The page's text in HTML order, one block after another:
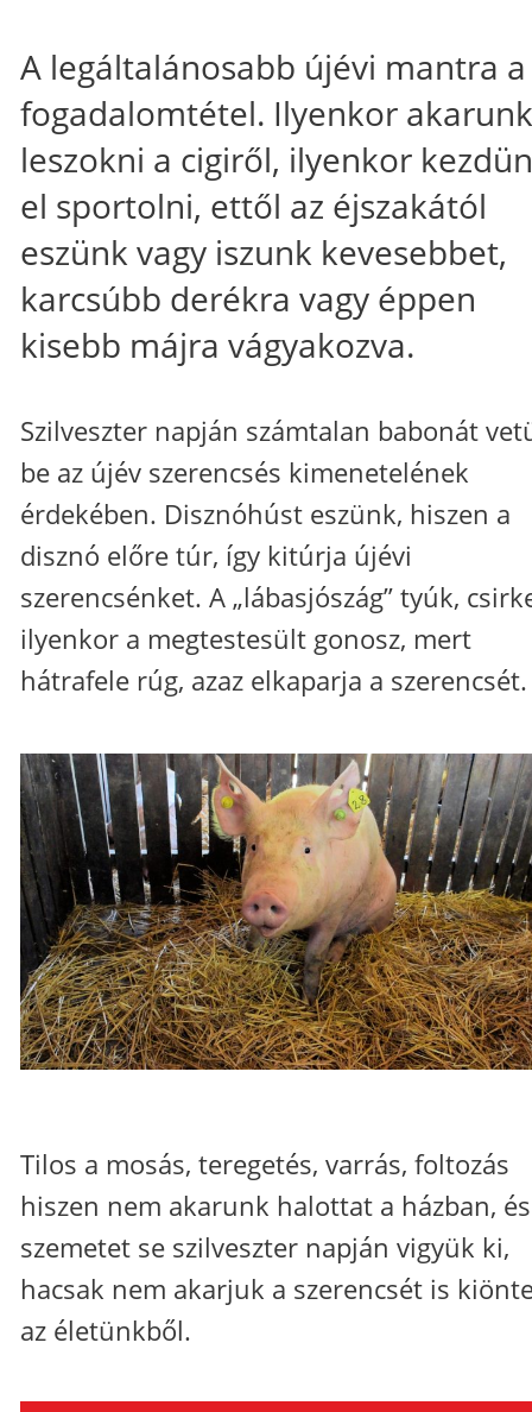
A legáltalánosabb újévi mantra a
fogadalomtétel. Ilyenkor akarunk
leszokni a cigiről, ilyenkor
el sportolni, ettől az éjszakától
eszünk vagy iszunk kevesebbet,
karcsúbb derékra vagy éppen
kisebb májra vágyakozva.
Szilveszter napján számtalan babonát
be az újév szerencsés kimenetelének
érdekében. Disznóhúst eszünk, hiszen a
disznó előre túr, így kitúrja újévi
szerencsénket. A „lábasjószág” tyúk,
ilyenkor a megtestesült gonosz, mert
hátrafele rúg, azaz elkaparja a szerencsét.
Tilos a mosás, teregetés, varrás, foltozás
hiszen nem akarunk halottat a házban,
szemetet se szilveszter napján vigyük ki,
hacsak nem akarjuk a szerencsét is
az életünkből.